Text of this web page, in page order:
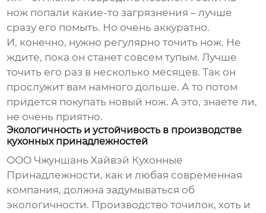
нож попали какие-то загрязнения – лучше
сразу его помыть. Но очень аккуратно.
И, конечно, нужно регулярно точить нож. Не
ждите, пока он станет совсем тупым. Лучше
точить его раз в несколько месяцев. Так он
прослужит вам намного дольше. А то потом
придется покупать новый нож. А это, знаете ли,
не очень приятно.
Экологичность и устойчивость в производстве
кухонных принадлежностей
ООО Чжуншань Хайвэй Кухонные
Принадлежности, как и любая современная
компания, должна задумываться об
экологичности. Производство точилок, хоть и